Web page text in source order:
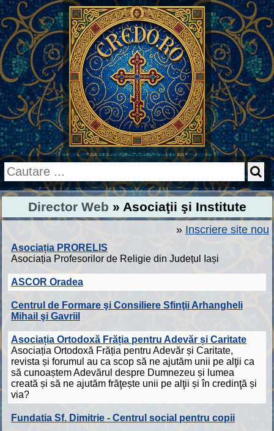
Director Web » Asociaţii şi Institute
» Inscriere site nou
Asociația PRORELIS
Asociația Profesorilor de Religie din Județul Iași
ASCOR Oradea
Centrul de Formare şi Consiliere Sfinţii Arhangheli
Mihail şi Gavriil
Asociația Ortodoxă Frăția pentru Adevăr și Caritate
Asociația Ortodoxă Frăția pentru Adevăr și Caritate,
revista și forumul au ca scop să ne ajutăm unii pe alţii ca
să cunoaștem Adevărul despre Dumnezeu și lumea
creată și să ne ajutăm frăţește unii pe alţii și în credinţă și
via?
Fundatia Sf. Dimitrie - Centrul social pentru copii